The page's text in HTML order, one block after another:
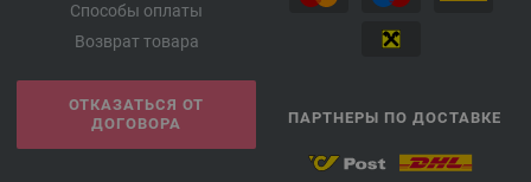
Способы оплаты
Возврат товара
ОТКАЗАТЬСЯ ОТ
ДОГОВОРА
ПАРТНЕРЫ ПО ДОСТАВКЕ